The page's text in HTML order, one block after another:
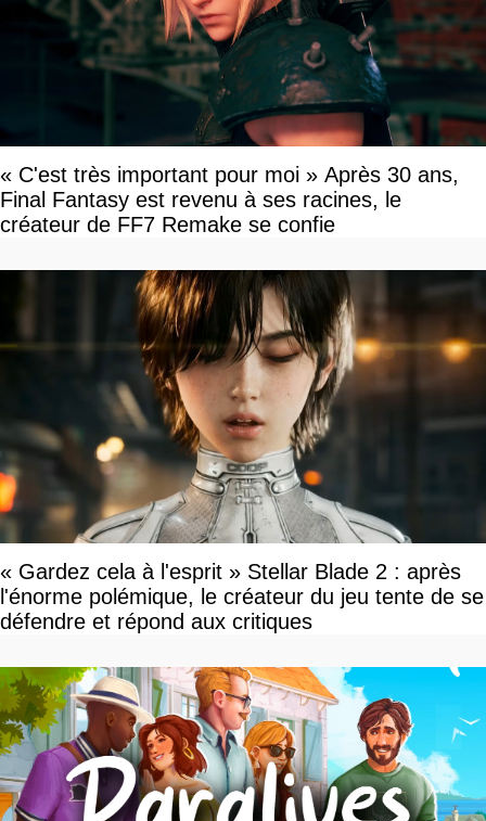
« C'est très important pour moi » Après 30 ans,
Final Fantasy est revenu à ses racines, le
créateur de FF7 Remake se confie
« Gardez cela à l'esprit » Stellar Blade 2 : après
l'énorme polémique, le créateur du jeu tente de se
défendre et répond aux critiques